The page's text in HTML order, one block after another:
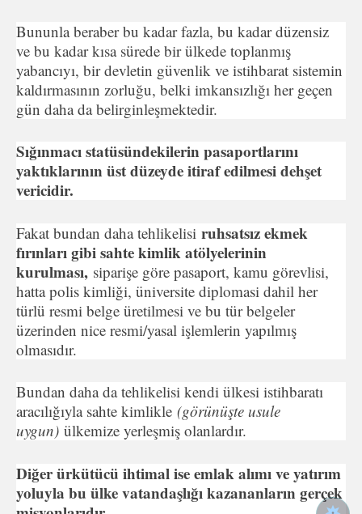
Bununla beraber bu kadar fazla, bu kadar düzensiz
ve bu kadar kısa sürede bir ülkede toplanmış
yabancıyı, bir devletin güvenlik ve istihbarat sistemin
kaldırmasının zorluğu, belki imkansızlığı her geçen
gün daha da belirginleşmektedir.
Sığınmacı statüsündekilerin pasaportlarını
yaktıklarının üst düzeyde itiraf edilmesi dehşet
vericidir.
Fakat bundan daha tehlikelisi ruhsatsız ekmek
fırınları gibi sahte kimlik atölyelerinin
kurulması, siparişe göre pasaport, kamu görevlisi,
hatta polis kimliği, üniversite diplomasi dahil her
türlü resmi belge üretilmesi ve bu tür belgeler
üzerinden nice resmi/yasal işlemlerin yapılmış
olmasıdır.
Bundan daha da tehlikelisi kendi ülkesi istihbaratı
aracılığıyla sahte kimlikle (görünüşte usule
uygun) ülkemize yerleşmiş olanlardır.
Diğer ürkütücü ihtimal ise emlak alımı ve yatırım
yoluyla bu ülke vatandaşlığı kazananların gerçek